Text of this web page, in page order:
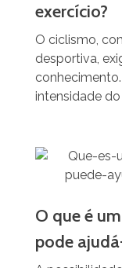
exercício?
O ciclismo,
desportiva,
intensidade do
O que é
pode